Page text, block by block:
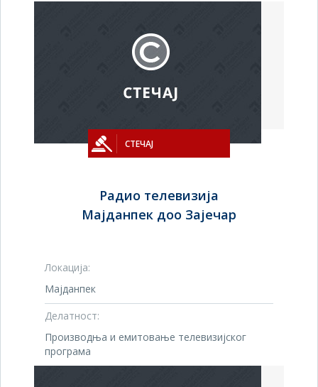
СТЕЧАЈ
Радио телевизија
Мајданпек доо Зајечар
Локација:
Мајданпек
Делатност:
Производња и емитовање телевизијског
програма